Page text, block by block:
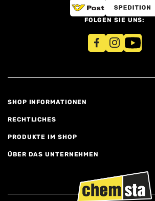
FOLGEN SIE UNS:
SHOP INFORMATIONEN
RECHTLICHES
PRODUKTE IM SHOP
ÜBER DAS UNTERNEHMEN